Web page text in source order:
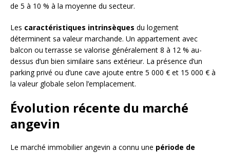
de 5 à 10 % à la moyenne du secteur.
Les caractéristiques intrinsèques du logement
déterminent sa valeur marchande. Un appartement avec
balcon ou terrasse se valorise généralement 8 à 12 % au-
dessus d’un bien similaire sans extérieur. La présence d’un
parking privé ou d’une cave ajoute entre 5 000 € et 15 000 € à
la valeur globale selon l’emplacement.
Évolution récente du marché
angevin
Le marché immobilier angevin a connu une période de